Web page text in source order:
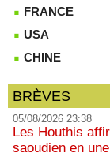
FRANCE
USA
CHINE
BRÈVES
05/08/2026 23:38
Les Houthis
saoudien en